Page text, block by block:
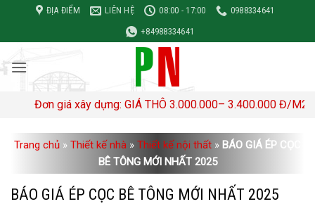
nội
dung
ĐỊA ĐIỂM LIÊN HỆ 08:00 - 17:00
0988334641
+84988334641
giá xây dựng: GIÁ THÔ 3.000.000– 3.400.000 Đ/M2 TRỌN
Trang chủ » Thiết kế nhà » Thiết kế nội thất » BÁO GIÁ ÉP CỌC
BÊ TÔNG MỚI NHẤT 2025
BÁO GIÁ ÉP CỌC BÊ TÔNG MỚI NHẤT 2025